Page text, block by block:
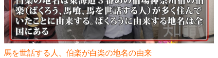
馬を世話する人、伯楽が白楽の地名の由来